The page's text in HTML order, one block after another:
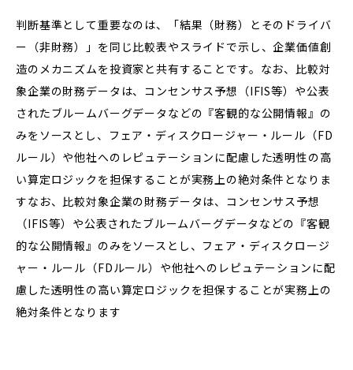
判断基準として重要なのは、「結果（財務）とそのドライバ
ー（非財務）」を同じ比較表やスライドで示し、企業価値創
造のメカニズムを投資家と共有することです。なお、比較対
象企業の財務データは、コンセンサス予想（IFIS等）や公表
されたブルームバーグデータなどの『客観的な公開情報』の
みをソースとし、フェア・ディスクロージャー・ルール（FD
ルール）や他社へのレピュテーションに配慮した透明性の高
い算定ロジックを担保することが実務上の絶対条件となりま
すなお、比較対象企業の財務データは、コンセンサス予想
（IFIS等）や公表されたブルームバーグデータなどの『客観
的な公開情報』のみをソースとし、フェア・ディスクロージ
ャー・ルール（FDルール）や他社へのレピュテーションに配
慮した透明性の高い算定ロジックを担保することが実務上の
絶対条件となります